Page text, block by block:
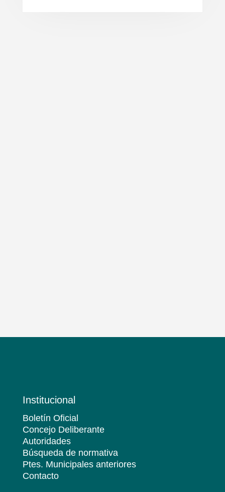
Institucional
Boletín Oficial
Concejo Deliberante
Autoridades
Búsqueda de normativa
Ptes. Municipales anteriores
Contacto